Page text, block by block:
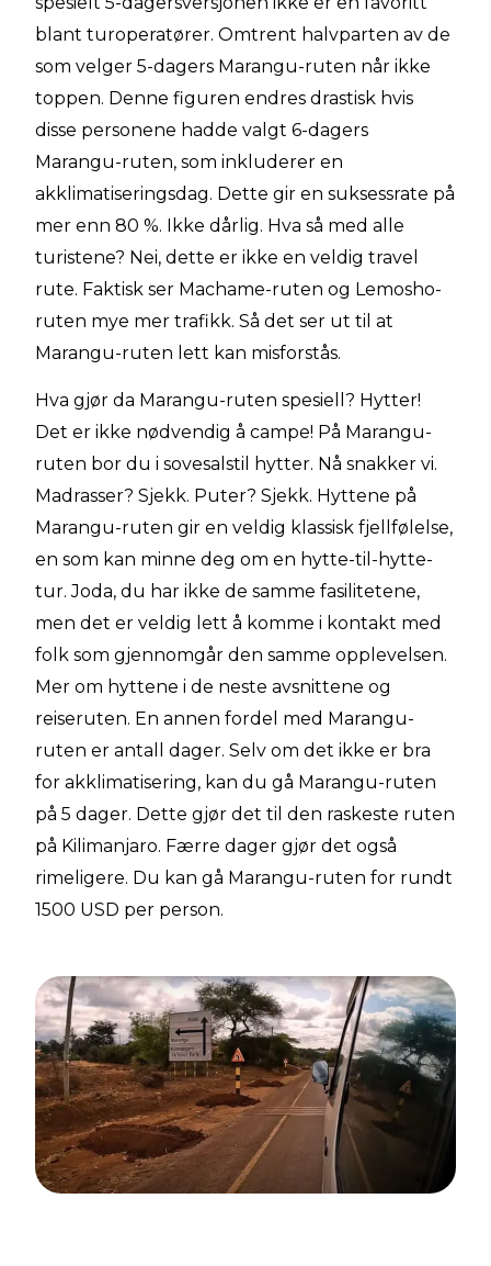
blant turoperatører. Omtrent halvparten av de
som velger 5-dagers Marangu-ruten når ikke
toppen. Denne figuren endres drastisk hvis
disse personene hadde valgt 6-dagers
Marangu-ruten, som inkluderer en
akklimatiseringsdag. Dette gir en suksessrate på
mer enn 80 %. Ikke dårlig. Hva så med alle
turistene? Nei, dette er ikke en veldig travel
rute. Faktisk ser Machame-ruten og Lemosho-
ruten mye mer trafikk. Så det ser ut til at
Marangu-ruten lett kan misforstås.
Hva gjør da Marangu-ruten spesiell? Hytter!
Det er ikke nødvendig å campe! På Marangu-
ruten bor du i sovesalstil hytter. Nå snakker vi.
Madrasser? Sjekk. Puter? Sjekk. Hyttene på
Marangu-ruten gir en veldig klassisk fjellfølelse,
en som kan minne deg om en hytte-til-hytte-
tur. Joda, du har ikke de samme fasilitetene,
men det er veldig lett å komme i kontakt med
folk som gjennomgår den samme opplevelsen.
Mer om hyttene i de neste avsnittene og
reiseruten. En annen fordel med Marangu-
ruten er antall dager. Selv om det ikke er bra
for akklimatisering, kan du gå Marangu-ruten
på 5 dager. Dette gjør det til den raskeste ruten
på Kilimanjaro. Færre dager gjør det også
rimeligere. Du kan gå Marangu-ruten for rundt
1500 USD per person.